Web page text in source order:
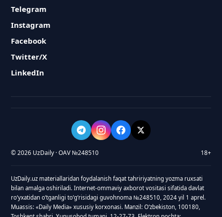
Telegram
Instagram
Facebook
Twitter/X
LinkedIn
© 2026 UzDaily · OAV №248510 18+
UzDaily.uz materiallaridan foydalanish faqat tahririyatning yozma ruxsati
bilan amalga oshiriladi. Internet-ommaviy axborot vositasi sifatida davlat
roʻyxatidan oʻtganligi toʻgʻrisidagi guvohnoma №248510, 2024 yil 1 aprel.
Muassis: «Daily Media» xususiy korxonasi. Manzil: Oʻzbekiston, 100180,